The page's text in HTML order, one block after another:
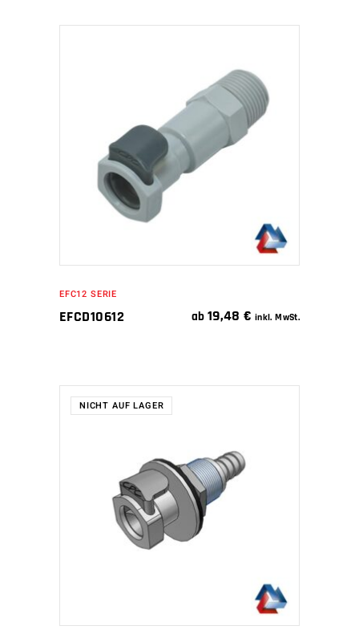
IN DEN WARENKORB
EFC12 SERIE
EFCD10612 ab 19,48€ inkl. MwSt.
NICHT AUF LAGER
WEITERLESEN